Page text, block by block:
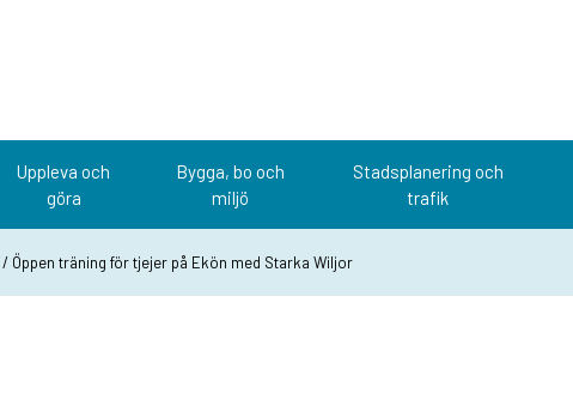
Uppleva och
göra
Bygga, bo och
miljö
Stadsplanering och
trafik
/ Öppen träning för tjejer på Ekön med Starka Wiljor